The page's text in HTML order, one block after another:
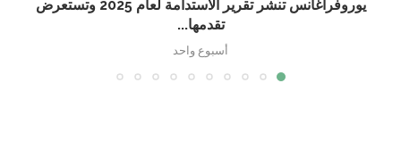
يوروفراغانس تنشر تقرير الاستدامة لعام 2025 وتستعرض
تقدمها...
أسبوع واحد